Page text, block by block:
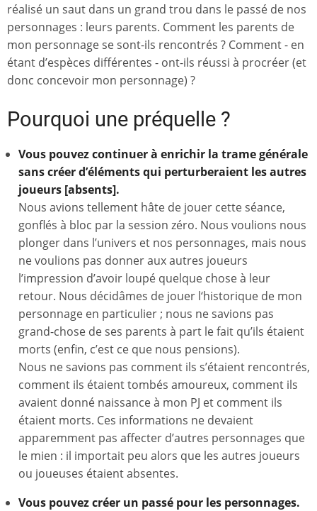
réalisé un saut dans un grand trou dans le passé de nos
personnages : leurs parents. Comment les parents de
mon personnage se sont-ils rencontrés ? Comment - en
étant d’espèces différentes - ont-ils réussi à procréer (et
donc concevoir mon personnage) ?
Pourquoi une préquelle ?
Vous pouvez continuer à enrichir la trame générale
sans créer d’éléments qui perturberaient les autres
joueurs [absents].
Nous avions tellement hâte de jouer cette séance,
gonflés à bloc par la session zéro. Nous voulions nous
plonger dans l’univers et nos personnages, mais nous
ne voulions pas donner aux autres joueurs
l’impression d’avoir loupé quelque chose à leur
retour. Nous décidâmes de jouer l‘historique de mon
personnage en particulier ; nous ne savions pas
grand-chose de ses parents à part le fait qu’ils étaient
morts (enfin, c’est ce que nous pensions).
Nous ne savions pas comment ils s’étaient rencontrés,
comment ils étaient tombés amoureux, comment ils
avaient donné naissance à mon PJ et comment ils
étaient morts. Ces informations ne devaient
apparemment pas affecter d’autres personnages que
le mien : il importait peu alors que les autres joueurs
ou joueuses étaient absentes.
Vous pouvez créer un passé pour les personnages.